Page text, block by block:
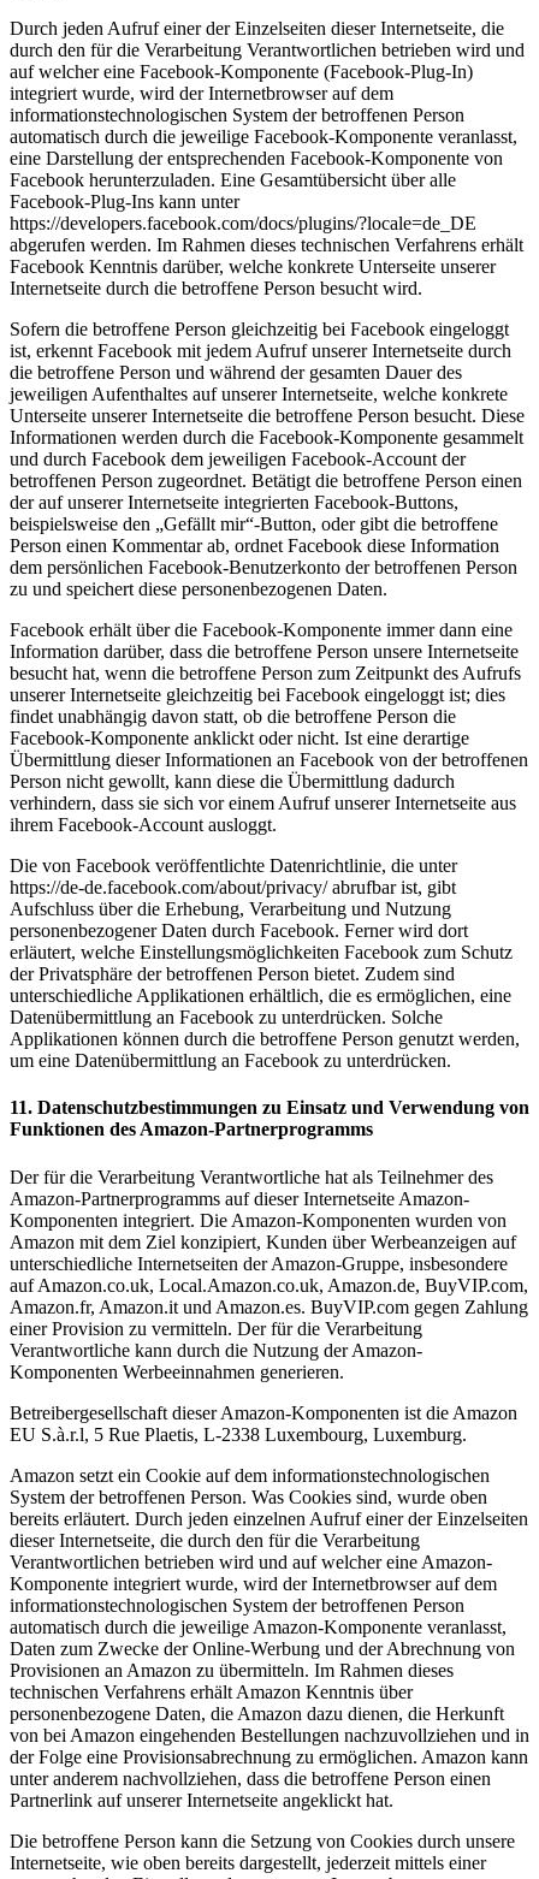
Durch jeden Aufruf einer der Einzelseiten dieser Internetseite, die
durch den für die Verarbeitung Verantwortlichen betrieben wird und
auf welcher eine Facebook-Komponente (Facebook-Plug-In)
integriert wurde, wird der Internetbrowser auf dem
informationstechnologischen System der betroffenen Person
automatisch durch die jeweilige Facebook-Komponente veranlasst,
eine Darstellung der entsprechenden Facebook-Komponente von
Facebook herunterzuladen. Eine Gesamtübersicht über alle
Facebook-Plug-Ins kann unter
https://developers.facebook.com/docs/plugins/?locale=de_DE
abgerufen werden. Im Rahmen dieses technischen Verfahrens erhält
Facebook Kenntnis darüber, welche konkrete Unterseite unserer
Internetseite durch die betroffene Person besucht wird.
Sofern die betroffene Person gleichzeitig bei Facebook eingeloggt
ist, erkennt Facebook mit jedem Aufruf unserer Internetseite durch
die betroffene Person und während der gesamten Dauer des
jeweiligen Aufenthaltes auf unserer Internetseite, welche konkrete
Unterseite unserer Internetseite die betroffene Person besucht. Diese
Informationen werden durch die Facebook-Komponente gesammelt
und durch Facebook dem jeweiligen Facebook-Account der
betroffenen Person zugeordnet. Betätigt die betroffene Person einen
der auf unserer Internetseite integrierten Facebook-Buttons,
beispielsweise den „Gefällt mir“-Button, oder gibt die betroffene
Person einen Kommentar ab, ordnet Facebook diese Information
dem persönlichen Facebook-Benutzerkonto der betroffenen Person
zu und speichert diese personenbezogenen Daten.
Facebook erhält über die Facebook-Komponente immer dann eine
Information darüber, dass die betroffene Person unsere Internetseite
besucht hat, wenn die betroffene Person zum Zeitpunkt des Aufrufs
unserer Internetseite gleichzeitig bei Facebook eingeloggt ist; dies
findet unabhängig davon statt, ob die betroffene Person die
Facebook-Komponente anklickt oder nicht. Ist eine derartige
Übermittlung dieser Informationen an Facebook von der betroffenen
Person nicht gewollt, kann diese die Übermittlung dadurch
verhindern, dass sie sich vor einem Aufruf unserer Internetseite aus
ihrem Facebook-Account ausloggt.
Die von Facebook veröffentlichte Datenrichtlinie, die unter
https://de-de.facebook.com/about/privacy/ abrufbar ist, gibt
Aufschluss über die Erhebung, Verarbeitung und Nutzung
personenbezogener Daten durch Facebook. Ferner wird dort
erläutert, welche Einstellungsmöglichkeiten Facebook zum Schutz
der Privatsphäre der betroffenen Person bietet. Zudem sind
unterschiedliche Applikationen erhältlich, die es ermöglichen, eine
Datenübermittlung an Facebook zu unterdrücken. Solche
Applikationen können durch die betroffene Person genutzt werden,
um eine Datenübermittlung an Facebook zu unterdrücken.
11. Datenschutzbestimmungen zu Einsatz und Verwendung von
Funktionen des Amazon-Partnerprogramms
Der für die Verarbeitung Verantwortliche hat als Teilnehmer des
Amazon-Partnerprogramms auf dieser Internetseite Amazon-
Komponenten integriert. Die Amazon-Komponenten wurden von
Amazon mit dem Ziel konzipiert, Kunden über Werbeanzeigen auf
unterschiedliche Internetseiten der Amazon-Gruppe, insbesondere
auf Amazon.co.uk, Local.Amazon.co.uk, Amazon.de, BuyVIP.com,
Amazon.fr, Amazon.it und Amazon.es. BuyVIP.com gegen Zahlung
einer Provision zu vermitteln. Der für die Verarbeitung
Verantwortliche kann durch die Nutzung der Amazon-
Komponenten Werbeeinnahmen generieren.
Betreibergesellschaft dieser Amazon-Komponenten ist die Amazon
EU S.à.r.l, 5 Rue Plaetis, L-2338 Luxembourg, Luxemburg.
Amazon setzt ein Cookie auf dem informationstechnologischen
System der betroffenen Person. Was Cookies sind, wurde oben
bereits erläutert. Durch jeden einzelnen Aufruf einer der Einzelseiten
dieser Internetseite, die durch den für die Verarbeitung
Verantwortlichen betrieben wird und auf welcher eine Amazon-
Komponente integriert wurde, wird der Internetbrowser auf dem
informationstechnologischen System der betroffenen Person
automatisch durch die jeweilige Amazon-Komponente veranlasst,
Daten zum Zwecke der Online-Werbung und der Abrechnung von
Provisionen an Amazon zu übermitteln. Im Rahmen dieses
technischen Verfahrens erhält Amazon Kenntnis über
personenbezogene Daten, die Amazon dazu dienen, die Herkunft
von bei Amazon eingehenden Bestellungen nachzuvollziehen und in
der Folge eine Provisionsabrechnung zu ermöglichen. Amazon kann
unter anderem nachvollziehen, dass die betroffene Person einen
Partnerlink auf unserer Internetseite angeklickt hat.
Die betroffene Person kann die Setzung von Cookies durch unsere
Internetseite, wie oben bereits dargestellt, jederzeit mittels einer